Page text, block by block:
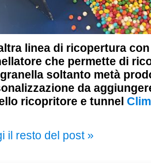
linea di ricopertura
che permette di
soltanto metà
da
ricopritore e tunnel
il resto del post »